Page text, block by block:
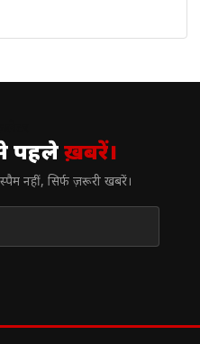
पहलेख़बरें।
नहीं, सिर्फ ज़रूरी खबरें।